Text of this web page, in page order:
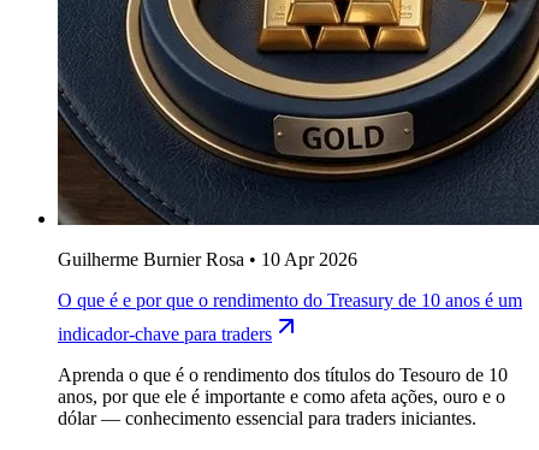
Guilherme Burnier Rosa • 10 Apr 2026
O que é e por que o rendimento do Treasury de 10 anos é um
indicador-chave para traders
Aprenda o que é o rendimento dos títulos do Tesouro de 10
anos, por que ele é importante e como afeta ações, ouro e o
dólar — conhecimento essencial para traders iniciantes.